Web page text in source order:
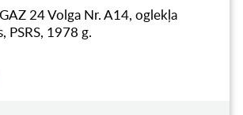
24 Volga Nr. A14, oglekļa
PSRS, 1978 g.